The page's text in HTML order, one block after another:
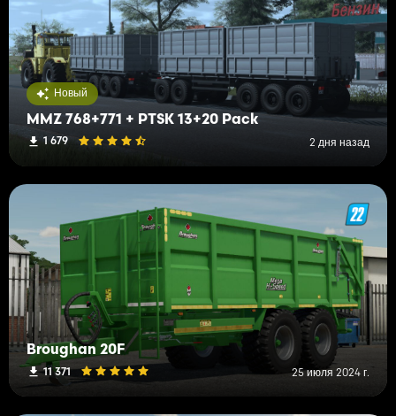
Новый
MMZ 768+771 + PTSK 13+20 Pack
1 679 2 дня назад
Broughan 20F
11 371 25 июля 2024 г.